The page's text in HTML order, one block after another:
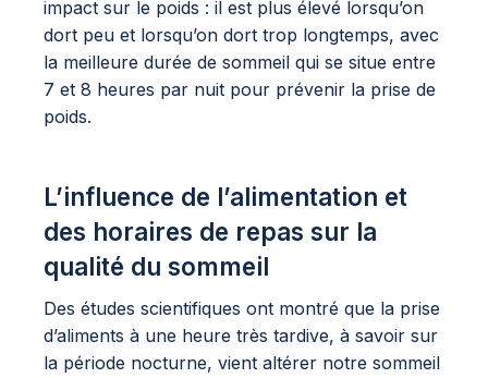
impact sur le poids : il est plus élevé lorsqu’on
dort peu et lorsqu’on dort trop longtemps, avec
la meilleure durée de sommeil qui se situe entre
7 et 8 heures par nuit pour prévenir la prise de
poids.
L’influence de l’alimentation et
des horaires de repas sur la
qualité du sommeil
Des études scientifiques ont montré que la prise
d’aliments à une heure très tardive, à savoir sur
la période nocturne, vient altérer notre sommeil